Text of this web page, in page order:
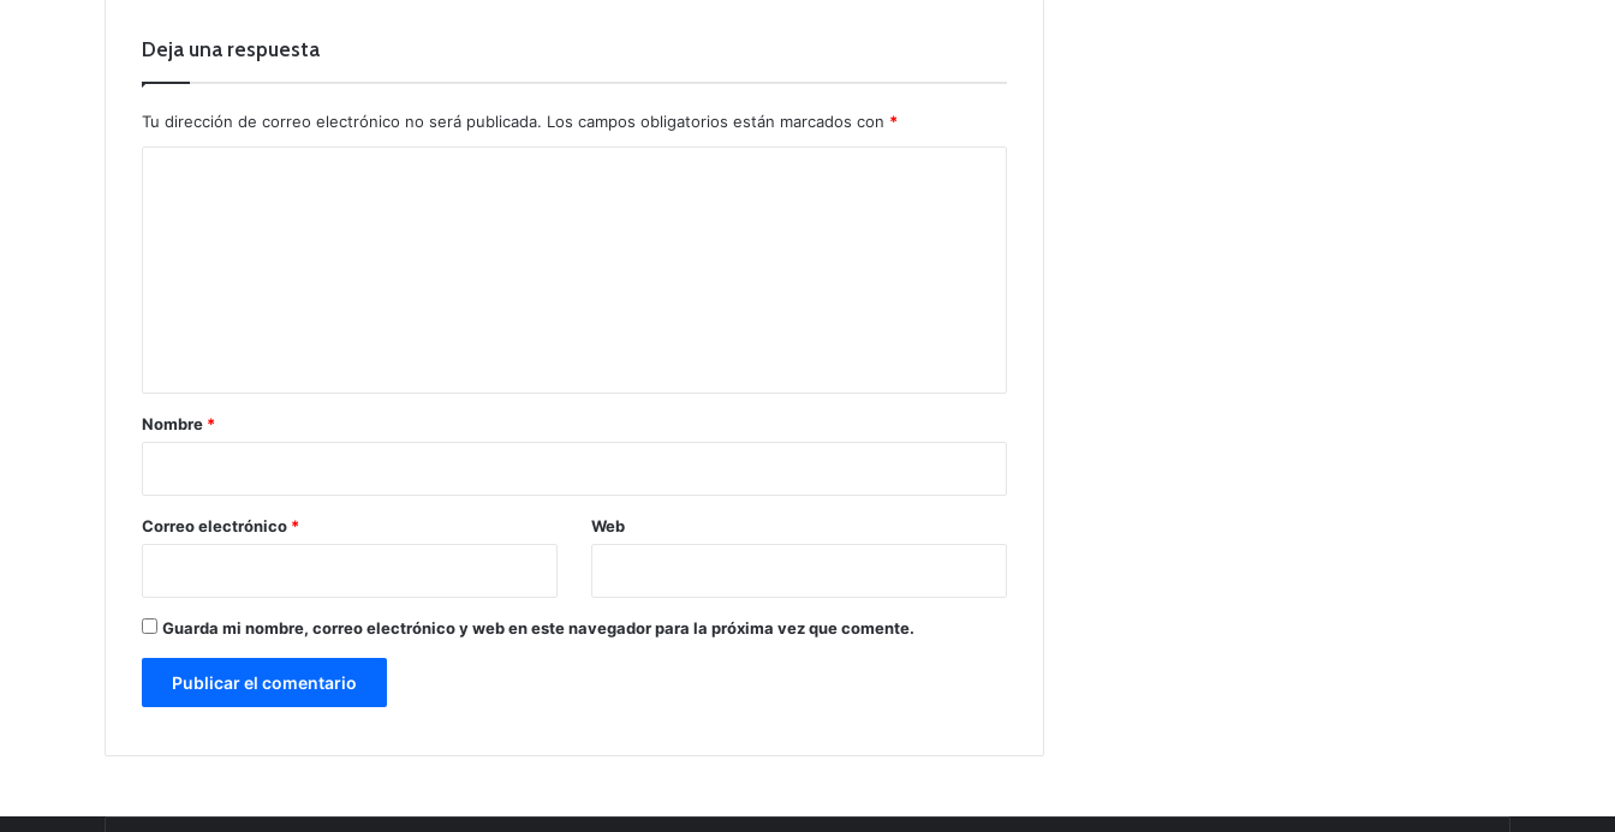
Deja una respuesta
Tu dirección de correo electrónico no será publicada. Los campos obligatorios están marcados con *
r
*
Nombre *
Correo electrónico * Web
Guarda mi nombre, correo electrónico y web en este navegador para la próxima vez que comente.